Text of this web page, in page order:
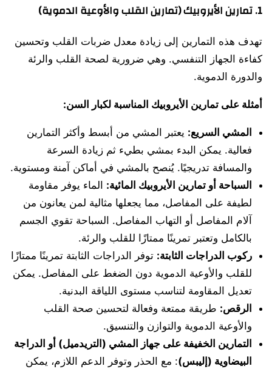
1. تمارين الأيروبيك (تمارين القلب والأوعية الدموية)
تهدف هذه التمارين إلى زيادة معدل ضربات القلب وتحسين
كفاءة الجهاز التنفسي. وهي ضرورية لصحة القلب والرئة
والدورة الدموية.
أمثلة على تمارين الأيروبيك المناسبة لكبار السن:
المشي السريع: يعتبر المشي من أبسط وأكثر التمارين
فعالية. يمكن البدء بمشي بطيء ثم زيادة السرعة
والمسافة تدريجيًا. يُنصح بالمشي في أماكن آمنة ومستوية.
السباحة أو تمارين الأيروبيك المائية: الماء يوفر مقاومة
لطيفة على المفاصل، مما يجعلها مثالية لمن يعانون من
آلام المفاصل أو التهاب المفاصل. السباحة تقوي الجسم
بالكامل وتعتبر تمرينًا ممتازًا للقلب والرئة.
ركوب الدراجات الثابتة: توفر الدراجات الثابتة تمرينًا ممتازًا
للقلب والأوعية الدموية دون الضغط على المفاصل. يمكن
تعديل المقاومة لتناسب مستوى اللياقة البدنية.
الرقص: طريقة ممتعة وفعالة لتحسين صحة القلب
والأوعية الدموية والتوازن والتنسيق.
التمارين الخفيفة على جهاز المشي (التريدميل) أو الدراجة
البيضاوية (إليبس): مع الحذر وتوفر الدعم اللازم، يمكن